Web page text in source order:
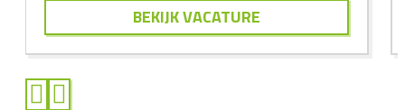
BEKIJK VACATURE